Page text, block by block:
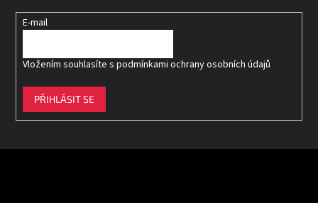
E-mail
Vložením souhlasíte s podmínkami ochrany osobních údajů
PŘIHLÁSIT SE